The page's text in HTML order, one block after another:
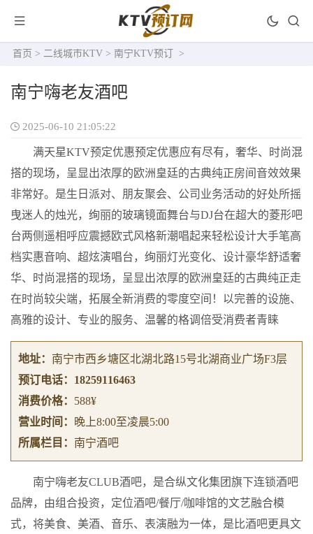
首页 > 二线城市KTV > 南宁KTV预订 >
南宁嗨老友酒吧
2025-06-10 21:05:22
满天星KTV预定优惠预定优惠应有尽有，奢华、时尚混
搭的现场，呈显出浓厚的欧洲皇廷的古典纯正房间音效效果
非常好。是生日派对、朋友聚会、公司业务活动的好处所摇
曳迷人的烛光，绚丽的玻璃镜面舞台与DJ台在超大的菱形吧
台两侧遥相呼应震撼欧式风格新潮唱起来轻松设计大手笔高
档实惠音响、超炫演唱台，绚丽灯光变化、设计豪华舒适奢
华、时尚混搭的现场，呈显出浓厚的欧洲皇廷的古典纯正走
在时尚较尖端，拓展全新消费的零度空间！以完善的设施、
高雅的设计、专业的服务、温馨的格调倍受消费者青睐
地址： 南宁市西乡塘区北湖北路15号北湖商业广场F3层
预订电话： 18259116463
消费价格： 588¥
营业时间：
晚上8:00至凌晨5:00
所属栏目： 南宁酒吧
南宁嗨老友CLUB酒吧，是合纵文化集团旗下连锁酒吧
品牌，由组合投资，定位酒吧/餐厅/咖啡馆的文艺融合模
式，将美食、美酒、音乐、表演融为一体，是比酒吧更具文